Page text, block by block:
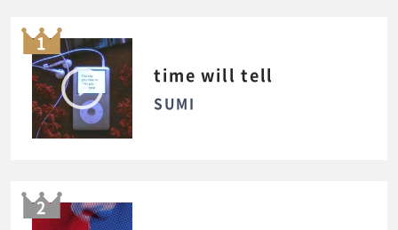
1
time will tell
SUMI
2